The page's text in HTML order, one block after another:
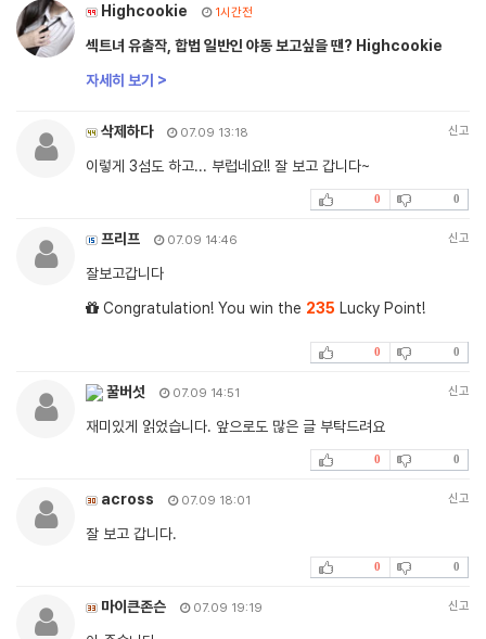
Highcookie 1시간전
섹트녀 유출작, 합법 일반인 야동 보고싶을 땐? Highcookie
자세히 보기 >
삭제하다 07.09 13:18 신고
이렇게 3섬도 하고... 부럽네요!! 잘 보고 갑니다~
0 0
프리프 07.09 14:46 신고
잘보고갑니다
Congratulation! You win the 235 Lucky Point!
0 0
꿀버섯 07.09 14:51 신고
재미있게 읽었습니다. 앞으로도 많은 글 부탁드려요
0 0
across 07.09 18:01 신고
잘 보고 갑니다.
0 0
마이큰존슨 07.09 19:19 신고